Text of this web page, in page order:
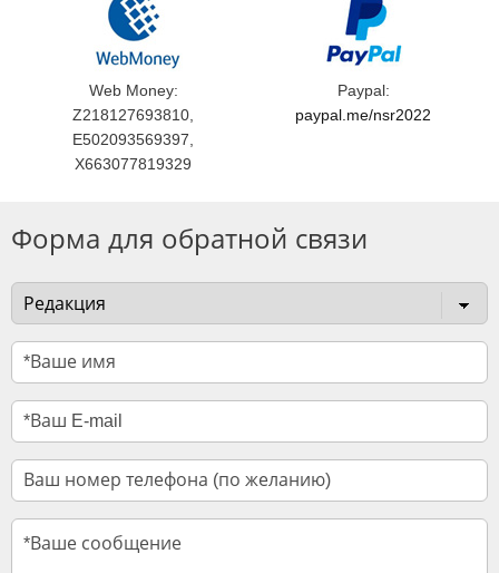
Web Money:
Z218127693810,
E502093569397,
X663077819329
Paypal:
paypal.me/nsr2022
Форма для обратной связи